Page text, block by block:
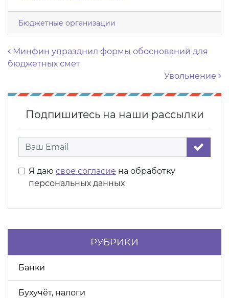
Бюджетные организации
Навигация по записям
Минфин упразднил формы обоснований для
бюджетных смет
Увольнение
Подпишитесь на наши рассылки
Я даю свое согласие на обработку
персональных данных
РУБРИКИ
Банки
Бухучёт, налоги